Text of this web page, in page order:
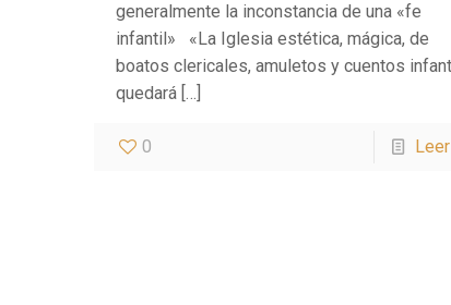
generalmente la inconstancia de una «fe
infantil» «La Iglesia estética, mágica, de
boatos clericales, amuletos y cuentos
quedará […]
0